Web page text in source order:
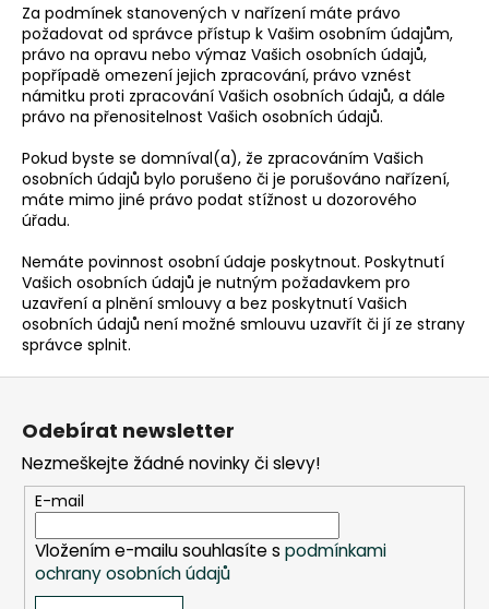
Za podmínek stanovených v nařízení máte právo
požadovat od správce přístup k Vašim osobním údajům,
právo na opravu nebo výmaz Vašich osobních údajů,
popřípadě omezení jejich zpracování, právo vznést
námitku proti zpracování Vašich osobních údajů, a dále
právo na přenositelnost Vašich osobních údajů.
Pokud byste se domníval(a), že zpracováním Vašich
osobních údajů bylo porušeno či je porušováno nařízení,
máte mimo jiné právo podat stížnost u dozorového
úřadu.
Nemáte povinnost osobní údaje poskytnout. Poskytnutí
Vašich osobních údajů je nutným požadavkem pro
uzavření a plnění smlouvy a bez poskytnutí Vašich
osobních údajů není možné smlouvu uzavřít či jí ze strany
správce splnit.
Z
Odebírat newsletter
Nezmeškejte žádné novinky či slevy!
E-mail
Vložením e-mailu souhlasíte s podmínkami
ochrany osobních údajů